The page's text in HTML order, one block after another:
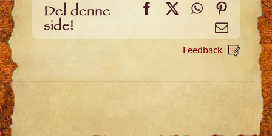
Del denne
side!
FacebookWhatsApp
Email
Feedback